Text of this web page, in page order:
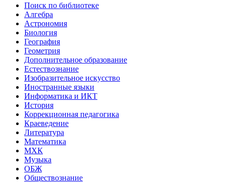
Поиск по библиотеке
Алгебра
Астрономия
Биология
География
Геометрия
Дополнительное образование
Естествознание
Изобразительное искусство
Иностранные языки
Информатика и ИКТ
История
Коррекционная педагогика
Краеведение
Литература
Математика
МХК
Музыка
ОБЖ
Обществознание